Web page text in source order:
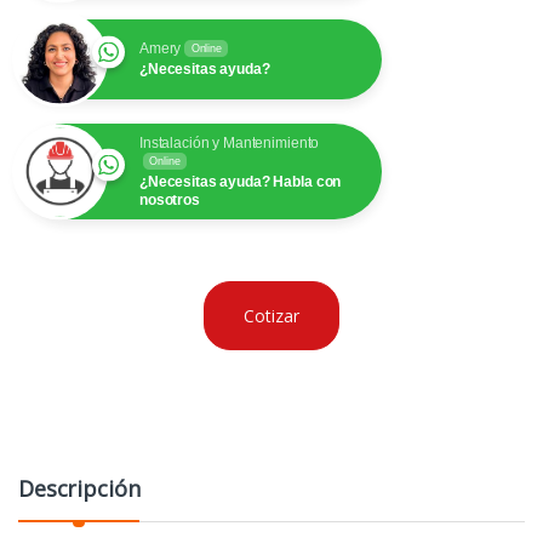
Amery Online
¿Necesitas ayuda?
Instalación y Mantenimiento
Online
¿Necesitas ayuda? Habla con
nosotros
Cotizar
Descripción